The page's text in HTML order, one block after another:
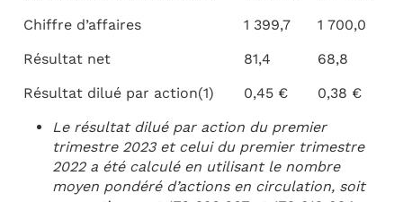
Chiffre d’affaires
1 399,7
1 700,0
Résultat net
81,4
68,8
Résultat dilué par action(1)
0,45 €
0,38 €
Le résultat dilué par action du premier
trimestre 2023 et celui du premier trimestre
2022 a été calculé en utilisant le nombre
moyen pondéré d’actions en circulation, soit